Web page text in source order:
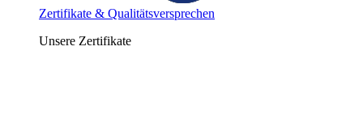
Zertifikate & Qualitätsversprechen
Unsere Zertifikate